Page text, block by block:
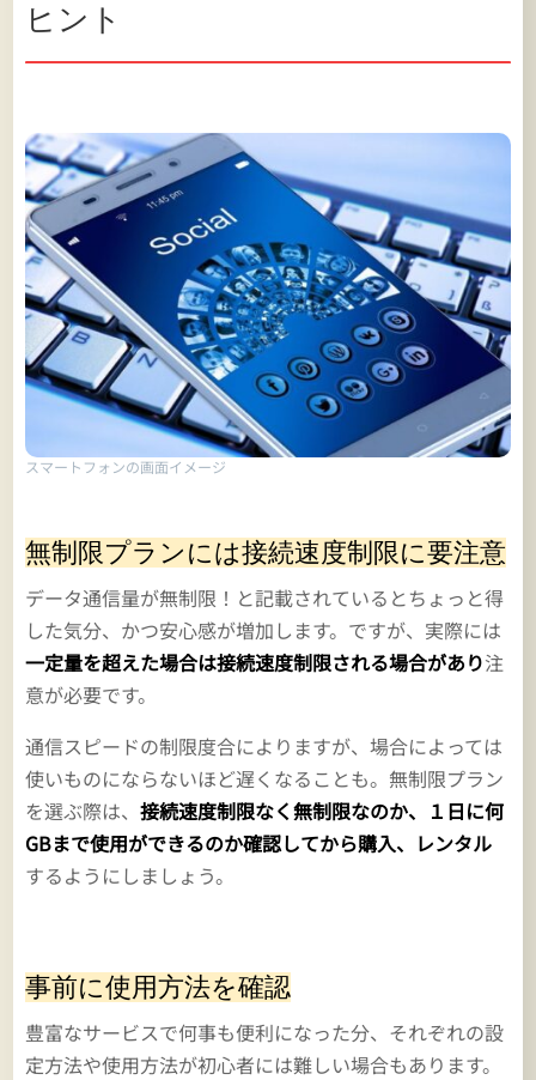
ヒント
スマートフォンの画面イメージ
無制限プランには接続速度制限に要注意
データ通信量が無制限！と記載されているとちょっと得
した気分、かつ安心感が増加します。ですが、実際には
一定量を超えた場合は接続速度制限される場合があり注
意が必要です。
通信スピードの制限度合によりますが、場合によっては
使いものにならないほど遅くなることも。無制限プラン
を選ぶ際は、接続速度制限なく無制限なのか、１日に何
GBまで使用ができるのか確認してから購入、レンタル
するようにしましょう。
事前に使用方法を確認
豊富なサービスで何事も便利になった分、それぞれの設
定方法や使用方法が初心者には難しい場合もあります。